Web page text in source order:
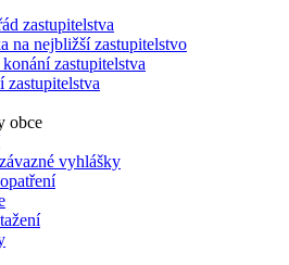
zastupitelstva
na nejbližší zastupitelstvo
zastupitelstva
zastupitelstva
obce
vyhlášky